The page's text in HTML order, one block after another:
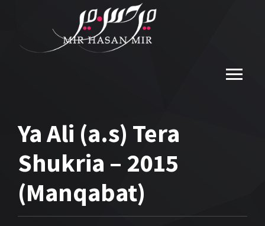
Ya Ali (a.s) Tera
Shukria – 2015
(Manqabat)